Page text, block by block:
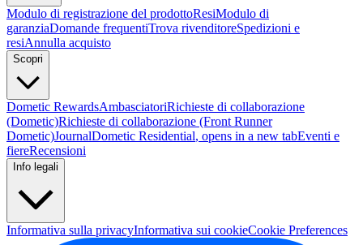
Modulo di registrazione del prodottoResiModulo di
garanziaDomande frequentiTrova rivenditoreSpedizioni e
resiAnnulla acquisto
Scopri
Dometic RewardsAmbasciatoriRichieste di collaborazione
(Dometic)Richieste di collaborazione (Front Runner
Dometic)JournalDometic Residential, opens in a new tabEventi e
fiereRecensioni
Info legali
Informativa sulla privacyInformativa sui cookieCookie Preferences